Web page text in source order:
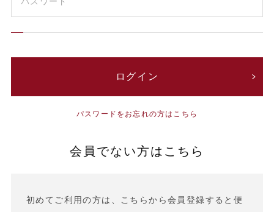
パスワードをお忘れの方はこちら
会員でない方はこちら
初めてご利用の方は、こちらから会員登録すると便